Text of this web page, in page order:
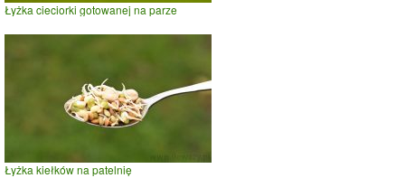
Łyżka cieciorki gotowanej na parze
Łyżka kiełków na patelnię